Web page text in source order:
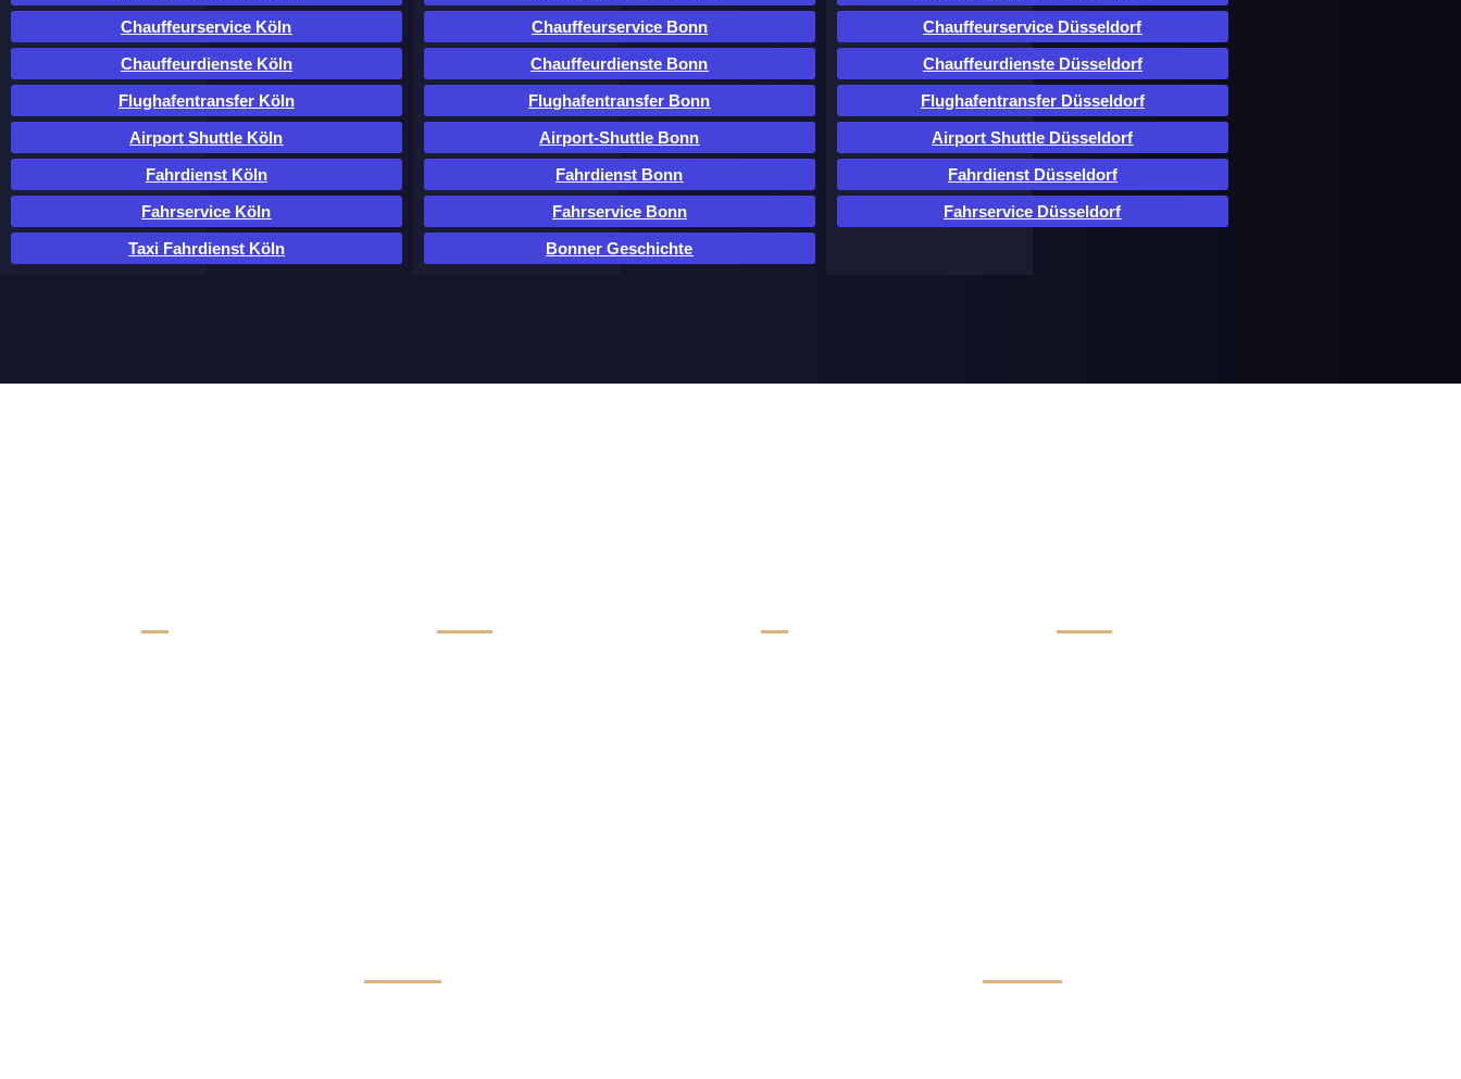
Chauffeurservice Köln
Chauffeurdienste Köln
Flughafentransfer Köln
Airport Shuttle Köln
Fahrdienst Köln
Fahrservice Köln
Taxi Fahrdienst Köln
Chauffeurservice Bonn
Chauffeurdienste Bonn
Flughafentransfer Bonn
Airport-Shuttle Bonn
Fahrdienst Bonn
Fahrservice Bonn
Bonner Geschichte
Chauffeurservice Düsseldorf
Chauffeurdienste Düsseldorf
Flughafentransfer Düsseldorf
Airport Shuttle Düsseldorf
Fahrdienst Düsseldorf
Fahrservice Düsseldorf